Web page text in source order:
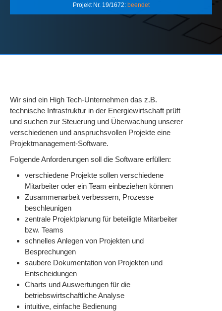
Projekt Nr. 19/1672: beendet
Wir sind ein High Tech-Unternehmen das z.B.
technische Infrastruktur in der Energiewirtschaft prüft
und suchen zur Steuerung und Überwachung unserer
verschiedenen und anspruchsvollen Projekte eine
Projektmanagement-Software.
Folgende Anforderungen soll die Software erfüllen:
verschiedene Projekte sollen verschiedene
Mitarbeiter oder ein Team einbeziehen können
Zusammenarbeit verbessern, Prozesse
beschleunigen
zentrale Projektplanung für beteiligte Mitarbeiter
bzw. Teams
schnelles Anlegen von Projekten und
Besprechungen
saubere Dokumentation von Projekten und
Entscheidungen
Charts und Auswertungen für die
betriebswirtschaftliche Analyse
intuitive, einfache Bedienung